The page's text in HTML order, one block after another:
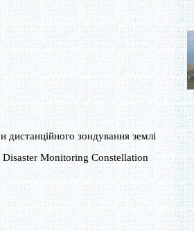
дистанційного зондування землі
Disaster Monitoring Constellation